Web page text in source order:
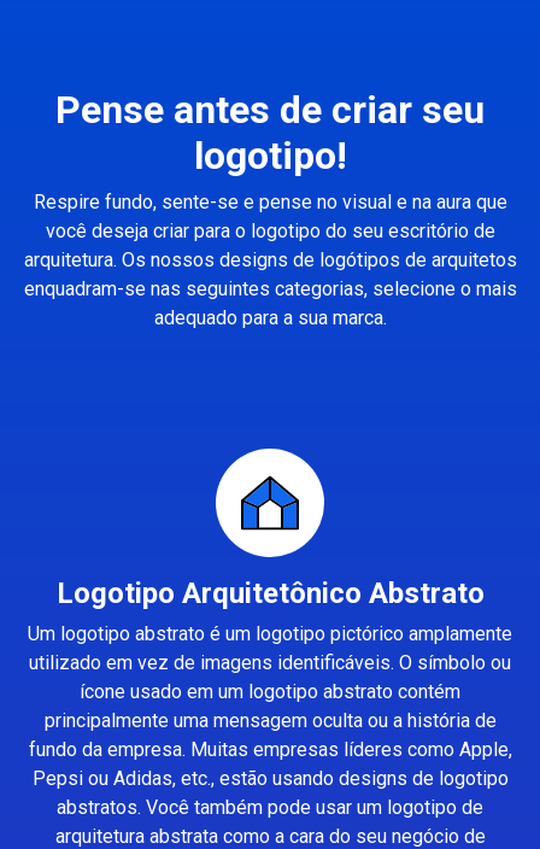
Pense antes de criar seu
logotipo!
Respire fundo, sente-se e pense no visual e na aura que
você deseja criar para o logotipo do seu escritório de
arquitetura. Os nossos designs de logótipos de arquitetos
enquadram-se nas seguintes categorias, selecione o mais
adequado para a sua marca.
Logotipo Arquitetônico Abstrato
Um logotipo abstrato é um logotipo pictórico amplamente
utilizado em vez de imagens identificáveis. O símbolo ou
ícone usado em um logotipo abstrato contém
principalmente uma mensagem oculta ou a história de
fundo da empresa. Muitas empresas líderes como Apple,
Pepsi ou Adidas, etc., estão usando designs de logotipo
abstratos. Você também pode usar um logotipo de
arquitetura abstrata como a cara do seu negócio de